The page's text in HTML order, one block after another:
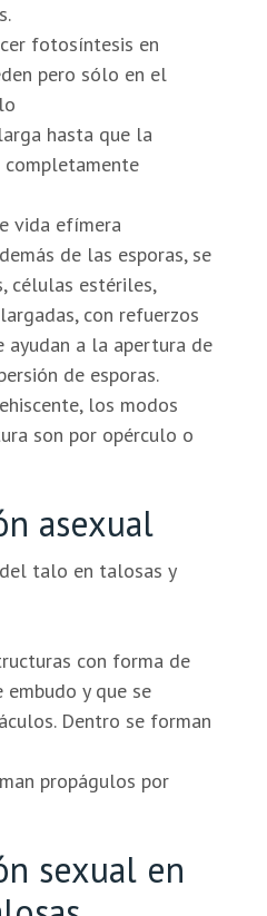
fotosíntesis en
pero sólo en el
hasta que la
completamente
vida efímera
de las esporas, se
células estériles,
con refuerzos
ayudan a la apertura de
de esporas.
los modos
son por opérculo o
asexual
talo en talosas y
con forma de
y que se
Dentro se forman
propágulos por
sexual en